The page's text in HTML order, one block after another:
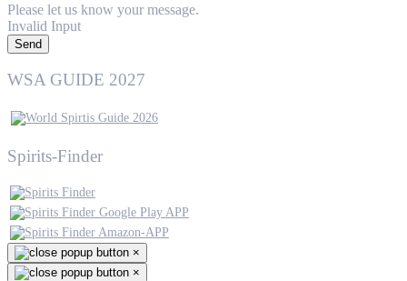
Please let us know your message.
Invalid Input
Send
WSA GUIDE 2027
Spirits-Finder
×
×